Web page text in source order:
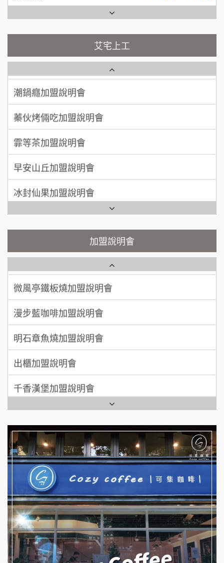
林 先生/小姐 屏東縣
加盟預算 100萬 ~ 200萬
吳 先生/小姐 屏東縣
加盟預算 100萬~200萬
周 先生/小姐 台北
加盟預算
徐 先生/小姐
加盟預算 50萬~75萬
何 先生/小姐
加盟預算 100萬~300萬
呂 先生/小姐 新竹市
顏 先生/小姐 台北市
加盟預算
廖 先生/小姐
200萬~300萬
艾宅上工
彭富貴加盟說明會
NU PASTA義大利麵加盟說明會
潮鍋癮加盟說明會
蓁伙烤倆吃加盟說明會
霏等茶加盟說明會
早安山丘加盟說明會
冰封仙果加盟說明會
Ramble Café 漫步藍咖啡加盟說明會
微風亭鐵板燒加盟說明會
【曉妍美妝】誠徵行政櫃檯
自助洗衣店誠徵代洗收送人員(台中市)
MUSHEN徵SPA美容芳療師
日十。早午食加盟說明會
拾鑶火鍋加盟說明會
全家加盟說明會
台灣G湯加盟說明會
彭富貴加盟說明會
NU PASTA義大利麵加盟說明會
潮鍋癮加盟說明會
蓁伙烤倆吃加盟說明會
加盟說明會
藍象廷泰式火鍋加盟說明會
日十。早午食加盟說明會
上宇林加盟說明會
莫尼早餐Morni加盟說明會
手作功夫茶加盟說明會
SHARE TEA歇腳亭加盟說明會
潮味決-湯滷專門店加盟說明會
鬍子茶加盟說明會
鮮茶道加盟說明會
微風亭鐵板燒加盟說明會
漫步藍咖啡加盟說明會
明石章魚燒加盟說明會
出櫃加盟說明會
千香漢堡加盟說明會
七盞茶加盟說明會
拉亞漢堡加盟說明會
杜芳子古味茶鋪加盟說明會
優握握×酸奶大獅加盟說明會
冬城門加盟說明會
拾鑶火鍋加盟說明會
阿性情趣無人販售所加盟明會